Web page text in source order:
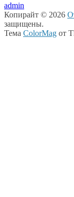
admin
Копирайт © 2026
защищены.
Тема ColorMag от